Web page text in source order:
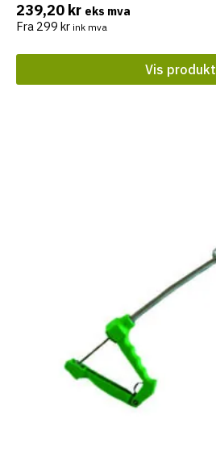
239,20 kr eks mva
Fra 299 kr ink mva
Vis produkt
har
flere
varianter.
kan